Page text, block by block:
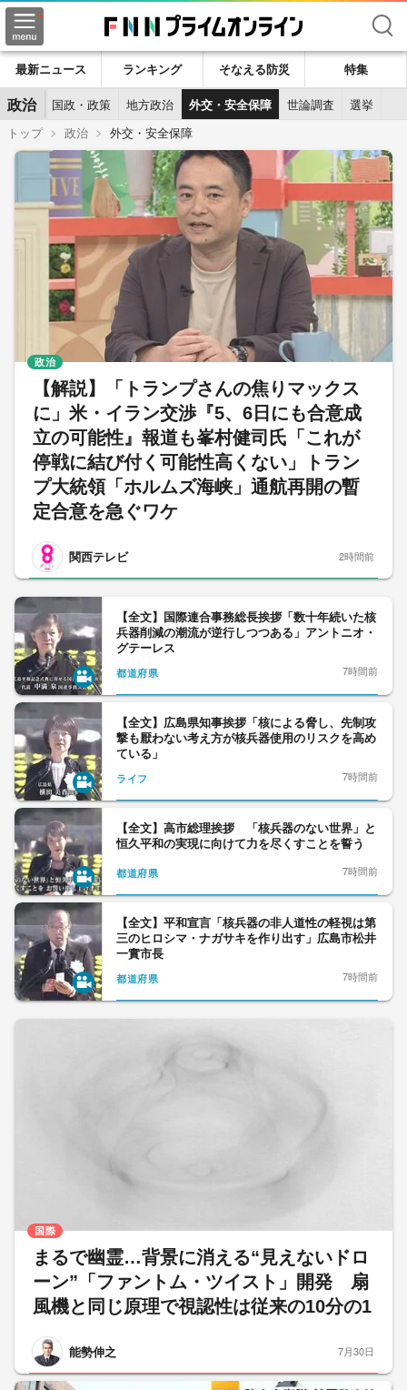
検索
最新ニュース ランキング そなえる防災 特集
政治 国政・政策 地方政治 外交・安全保障 世論調査
選挙
トップ
政治 外交・安全保障
【解説】「トランプさんの焦りマックス
に」米・イラン交渉『5、6日にも合意成
立の可能性』報道も峯村健司氏「これが
停戦に結び付く可能性高くない」トラン
プ大統領「ホルムズ海峡」通航再開の暫
定合意を急ぐワケ
関西テレビ
政治
2時間前
【全文】国際連合事務総長挨拶「数十年続いた核
兵器削減の潮流が逆行しつつある」アントニオ・
グテーレス
都道府県
7時間前
【全文】広島県知事挨拶「核による脅し、先制攻
撃も厭わない考え方が核兵器使用のリスクを高め
ている」
ライフ
7時間前
【全文】高市総理挨拶 「核兵器のない世界」と
恒久平和の実現に向けて力を尽くすことを誓う
都道府県 7時間前
【全文】平和宣言「核兵器の非人道性の軽視は第
三のヒロシマ・ナガサキを作り出す」広島市松井
一實市長
都道府県
7時間前
まるで幽霊…背景に消える“見えないドロ
ーン”「ファントム・ツイスト」開発 扇
風機と同じ原理で視認性は従来の10分の1
能勢伸之
国際
7月30日